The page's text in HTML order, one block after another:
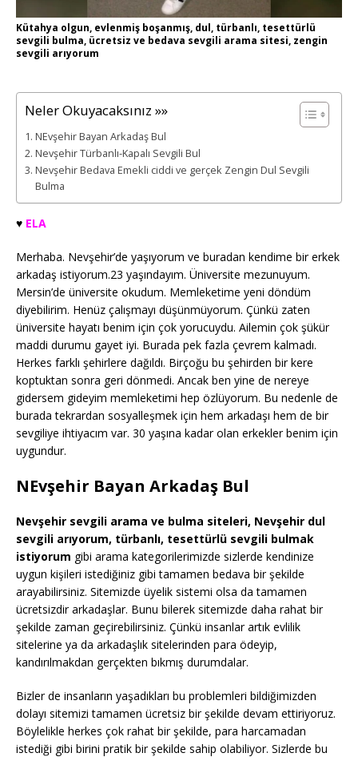
Kütahya olgun, evlenmiş boşanmış, dul, türbanlı, tesettürlü
sevgili bulma, ücretsiz ve bedava sevgili arama sitesi, zengin
sevgili arıyorum
Neler Okuyacaksınız »»
NEvşehir Bayan Arkadaş Bul
Nevşehir Türbanlı-Kapalı Sevgili Bul
Nevşehir Bedava Emekli ciddi ve gerçek Zengin Dul Sevgili
Bulma
♥️ ELA
Merhaba. Nevşehir’de yaşıyorum ve buradan kendime bir erkek
arkadaş istiyorum.23 yaşındayım. Üniversite mezunuyum.
Mersin’de üniversite okudum. Memleketime yeni döndüm
diyebilirim. Henüz çalışmayı düşünmüyorum. Çünkü zaten
üniversite hayatı benim için çok yorucuydu. Ailemin çok şükür
maddi durumu gayet iyi. Burada pek fazla çevrem kalmadı.
Herkes farklı şehirlere dağıldı. Birçoğu bu şehirden bir kere
koptuktan sonra geri dönmedi. Ancak ben yine de nereye
gidersem gideyim memleketimi hep özlüyorum. Bu nedenle de
burada tekrardan sosyalleşmek için hem arkadaşı hem de bir
sevgiliye ihtiyacım var. 30 yaşına kadar olan erkekler benim için
uygundur.
NEvşehir Bayan Arkadaş Bul
Nevşehir sevgili arama ve bulma siteleri, Nevşehir dul
sevgili arıyorum, türbanlı, tesettürlü sevgili bulmak
istiyorum gibi arama kategorilerimizde sizlerde kendinize
uygun kişileri istediğiniz gibi tamamen bedava bir şekilde
arayabilirsiniz. Sitemizde üyelik sistemi olsa da tamamen
ücretsizdir arkadaşlar. Bunu bilerek sitemizde daha rahat bir
şekilde zaman geçirebilirsiniz. Çünkü insanlar artık evlilik
sitelerine ya da arkadaşlık sitelerinden para ödeyip,
kandırılmakdan gerçekten bıkmış durumdalar.
Bizler de insanların yaşadıkları bu problemleri bildiğimizden
dolayı sitemizi tamamen ücretsiz bir şekilde devam ettiriyoruz.
Böylelikle herkes çok rahat bir şekilde, para harcamadan
istediği gibi birini pratik bir şekilde sahip olabiliyor. Sizlerde bu